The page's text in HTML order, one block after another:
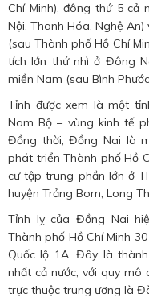
Chí Minh), đông thứ 5 cả
Nội, Thanh Hóa, Nghệ
(sau Thành phố Hồ Chí
tích lớn thứ nhì ở Đông
miền Nam (sau Bình
Tỉnh được xem là một
Nam Bộ – vùng kinh tế
Đồng thời, Đồng Nai là
phát triển Thành phố Hồ
cư tập trung phần lớn ở
huyện Trảng Bom, Long
Tỉnh lỵ của Đồng Nai
Thành phố Hồ Chí Minh
Quốc lộ 1A. Đây là
nhất cả nước, với quy mô
trực thuộc trung ương là